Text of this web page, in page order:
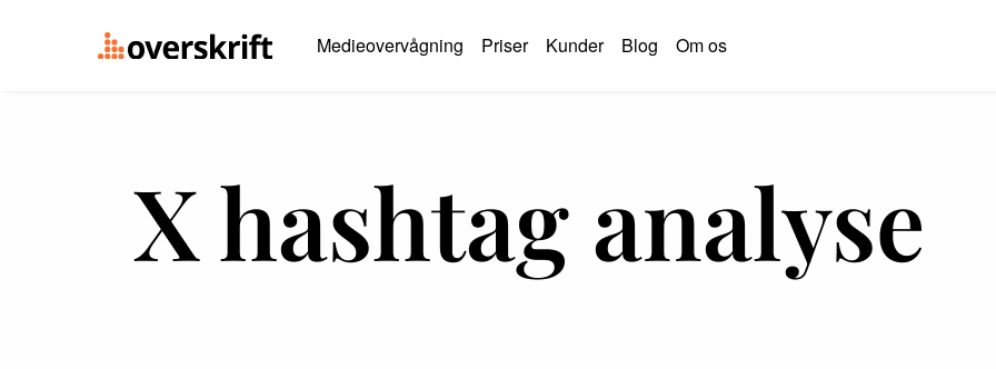
Medieovervågning Priser Kunder Blog Om os
X hashtag analyse